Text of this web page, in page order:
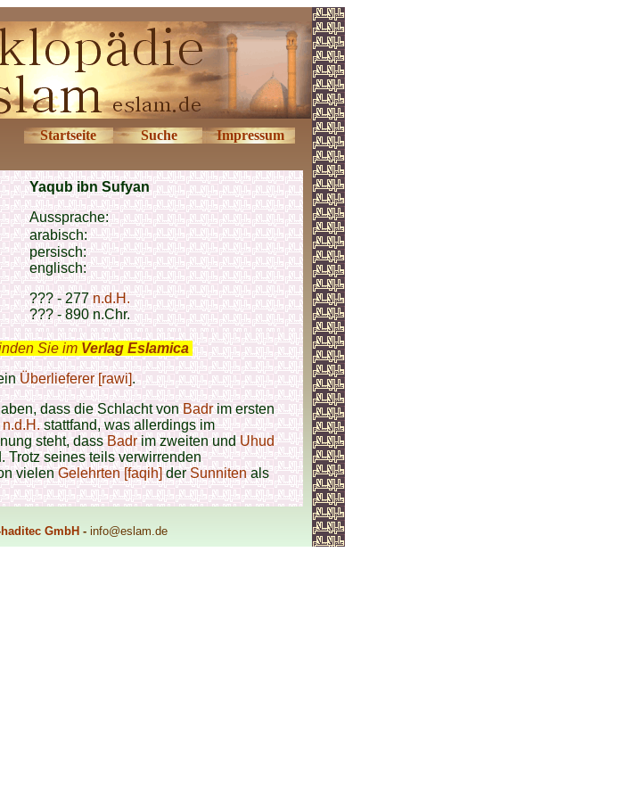
Startseite Suche Impressum
Yaqub ibn Sufyan
Aussprache:
arabisch:
persisch:
englisch:
??? - 277 n.d.H.
??? - 890 n.Chr.
Sie im Verlag Eslamica
Überlieferer [rawi].
dass die Schlacht vonBadrim ersten
n.d.H.stattfand, was allerdings im
steht, dassBadrim zweiten undUhud
Trotz seines teils verwirrenden
vielenGelehrten [faqih]derSunnitenals
GmbH - info@eslam.de